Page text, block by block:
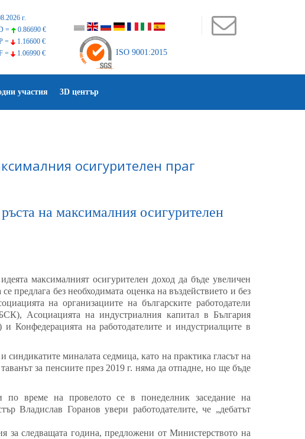
г.
=
0.86690 €
=
1.16600 €
=
1.06990 € ISO 9001:2015
участия 3D център
осигурителен праг
на максималния осигурителен
максималният осигурителен доход да бъде увеличен
предлага без необходимата оценка на въздействието и без
на организациите на българските работодатели
Асоциацията на индустриалния капитал в България
Конфедерацията на работодателите и индустриалците в
миналата седмица, като на практика гласът на
за пенсиите през 2019 г. няма да отпадне, но ще бъде
по време на провелото се в понеделник заседание на
Владислав Горанов увери работодателите, че „дебатът
за следващата година, предложени от Министерството на